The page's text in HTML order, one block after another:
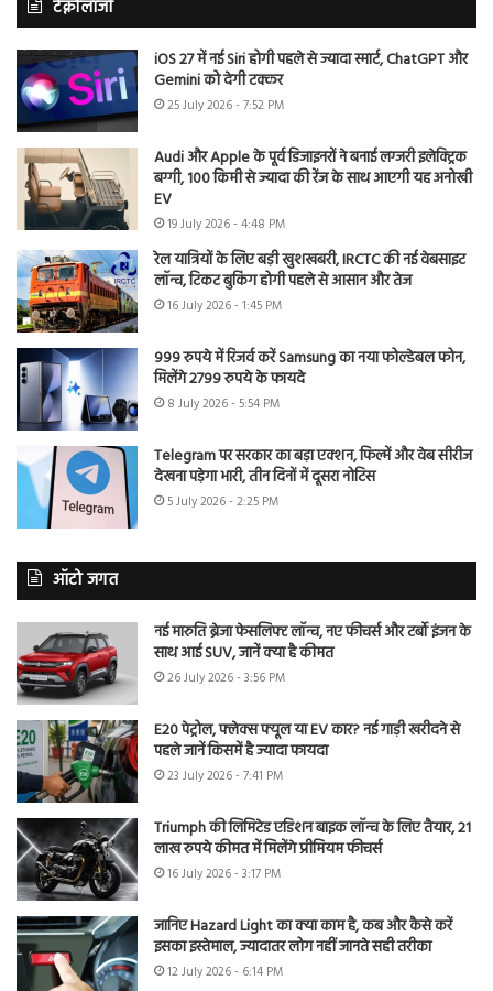
टेक्नोलॉजी
iOS 27 में नई Siri होगी पहले से ज्यादा स्मार्ट, ChatGPT और
Gemini को देगी टक्कर
25 July 2026 - 7:52 PM
Audi और Apple के पूर्व डिजाइनरों ने बनाई लग्जरी इलेक्ट्रिक
बग्गी, 100 किमी से ज्यादा की रेंज के साथ आएगी यह अनोखी
EV
19 July 2026 - 4:48 PM
रेल यात्रियों के लिए बड़ी खुशखबरी, IRCTC की नई वेबसाइट
लॉन्च, टिकट बुकिंग होगी पहले से आसान और तेज
16 July 2026 - 1:45 PM
999 रुपये में रिजर्व करें Samsung का नया फोल्डेबल फोन,
मिलेंगे 2799 रुपये के फायदे
8 July 2026 - 5:54 PM
Telegram पर सरकार का बड़ा एक्शन, फिल्में और वेब सीरीज
देखना पड़ेगा भारी, तीन दिनों में दूसरा नोटिस
5 July 2026 - 2:25 PM
ऑटो जगत
नई मारुति ब्रेजा फेसलिफ्ट लॉन्च, नए फीचर्स और टर्बो इंजन के
साथ आई SUV, जानें क्या है कीमत
26 July 2026 - 3:56 PM
E20 पेट्रोल, फ्लेक्स फ्यूल या EV कार? नई गाड़ी खरीदने से
पहले जानें किसमें है ज्यादा फायदा
23 July 2026 - 7:41 PM
Triumph की लिमिटेड एडिशन बाइक लॉन्च के लिए तैयार, 21
लाख रुपये कीमत में मिलेंगे प्रीमियम फीचर्स
16 July 2026 - 3:17 PM
जानिए Hazard Light का क्या काम है, कब और कैसे करें
इसका इस्तेमाल, ज्यादातर लोग नहीं जानते सही तरीका
12 July 2026 - 6:14 PM